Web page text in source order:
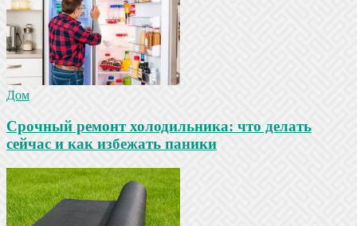
Дом
Срочный ремонт холодильника: что делать
сейчас и как избежать паники